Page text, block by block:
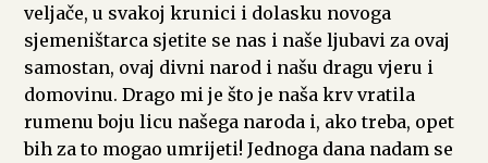
veljače, u svakoj krunici i dolasku novoga
sjemeništarca sjetite se nas i naše ljubavi za ovaj
samostan, ovaj divni narod i našu dragu vjeru i
domovinu. Drago mi je što je naša krv vratila
rumenu boju licu našega naroda i, ako treba, opet
bih za to mogao umrijeti! Jednoga dana nadam se